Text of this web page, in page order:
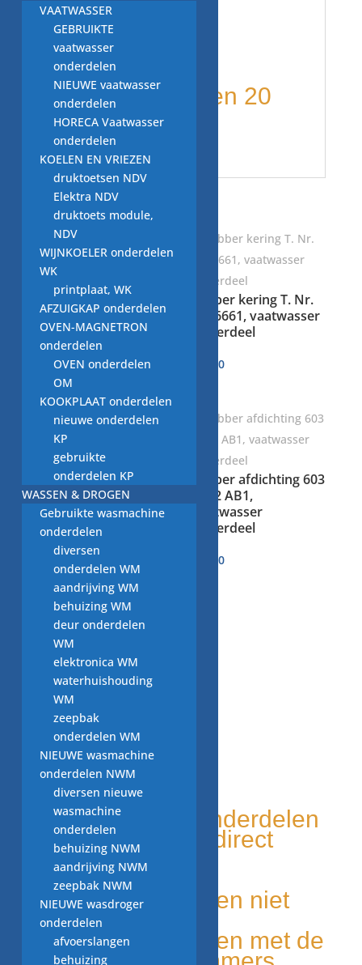
afmetingen:
50mm buiten,
diameter binnen 20
mm
Gerelateerde producten
rubber kering
1029890, vaatwasser
onderdeel
€5,00
rubber kering T. Nr.
4036661, vaatwasser
onderdeel
5,00
rubber afdichting-
spoelpomp
560001632 i
€10,00
rubber afdichting 603
0432 AB1,
vaatwasser
onderdeel
2,50
WITGOED VOOR U!
Tweedehands onderdelen
Grote voorraad, direct
leverbaar
Duurzaam
Unieke onderdelen niet
elders leverbaar
Makkelijk te vinden met de
VAATWASSER
GEBRUIKTE
vaatwasser
onderdelen
NIEUWE vaatwasser
onderdelen
HORECA Vaatwasser
onderdelen
KOELEN EN VRIEZEN
druktoetsen NDV
Elektra NDV
druktoets module,
NDV
WIJNKOELER onderdelen
WK
printplaat, WK
AFZUIGKAP onderdelen
OVEN-MAGNETRON
onderdelen
OVEN onderdelen
OM
KOOKPLAAT onderdelen
nieuwe onderdelen
KP
gebruikte
onderdelen KP
WASSEN & DROGEN
Gebruikte wasmachine
onderdelen
diversen
onderdelen WM
aandrijving WM
behuizing WM
deur onderdelen
WM
elektronica WM
waterhuishouding
WM
zeepbak
onderdelen WM
NIEUWE wasmachine
onderdelen NWM
diversen nieuwe
wasmachine
onderdelen
behuizing NWM
aandrijving NWM
zeepbak NWM
NIEUWE wasdroger
onderdelen
afvoerslangen
behuizing